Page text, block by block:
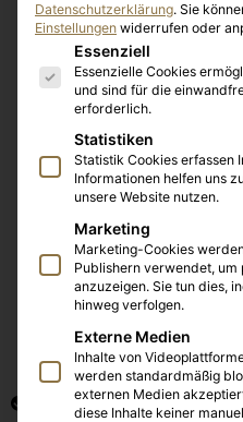
SEO Optimierung
Datenschutzerklärung. Sie
Einstellungen widerrufen oder
Es folgt eine Liste der
Essenziell
Essenzielle Cookies
und sind für die
erforderlich.
Statistiken
Statistik Cookies erfassen
Informationen helfen uns
unsere Website nutzen.
Marketing
Marketing-Cookies
Publishern verwendet, um
anzuzeigen. Sie tun dies,
hinweg verfolgen.
Externe Medien
Inhalte von
werden standardmäßig
externen Medien
diese Inhalte keiner